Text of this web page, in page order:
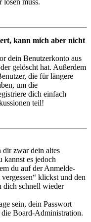
kann mich aber nicht
dein Benutzerkonto aus
gelöscht hat. Außerdem
die für längere
um die
dich einfach
teil!
zwar dein altes
kannst es jedoch
du auf der Anmelde-
klickst und den
dich schnell wieder
sein, dein Passwort
die Board-Administration.